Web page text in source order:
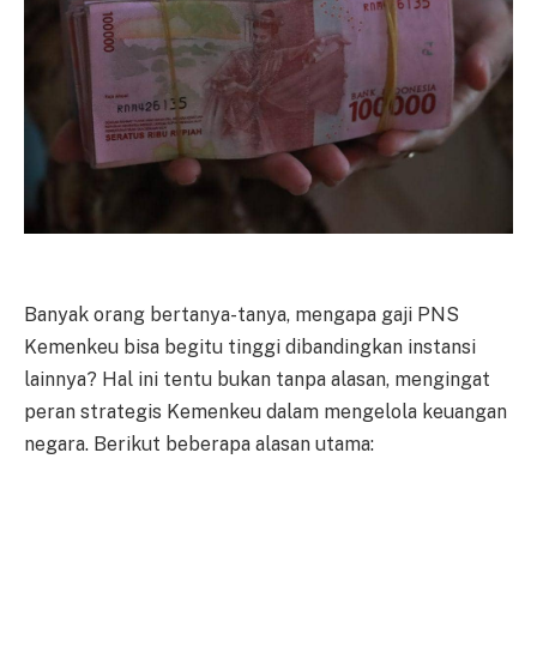
Banyak orang bertanya-tanya, mengapa gaji PNS
Kemenkeu bisa begitu tinggi dibandingkan instansi
lainnya? Hal ini tentu bukan tanpa alasan, mengingat
peran strategis Kemenkeu dalam mengelola keuangan
negara. Berikut beberapa alasan utama: